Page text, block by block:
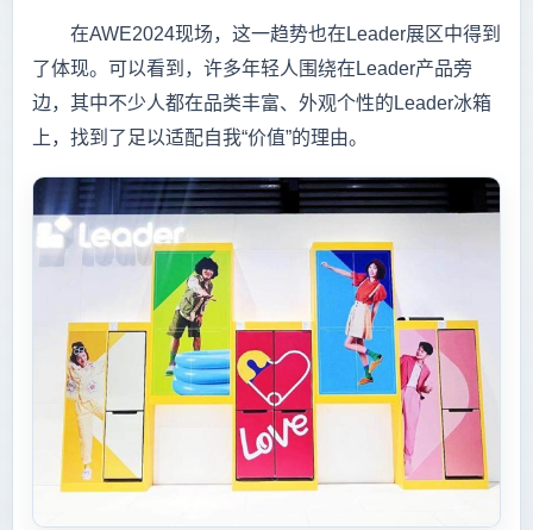
在AWE2024现场，这一趋势也在Leader展区中得到
了体现。可以看到，许多年轻人围绕在Leader产品旁
边，其中不少人都在品类丰富、外观个性的Leader冰箱
上，找到了足以适配自我“价值”的理由。